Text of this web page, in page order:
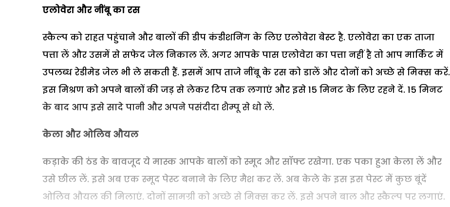
एलोवेरा और नींबू का रस
स्कैल्प को राहत पहुंचाने और बालों की डीप कंडीशनिंग के लिए एलोवेरा बेस्ट है. एलोवेरा का एक ताजा
पत्ता लें और उसमें से सफेद जेल निकाल लें. अगर आपके पास एलोवेरा का पत्ता नहीं है तो आप मार्किट में
उपलब्ध रेडीमेड जेल भी ले सकती हैं. इसमें आप ताजे नींबू के रस को डालें और दोनों को अच्छे से मिक्स करें.
इस मिश्रण को अपने बालों की जड़ से लेकर टिप तक लगाएं और इसे 15 मिनट के लिए रहने दें. 15 मिनट
के बाद आप इसे सादे पानी और अपने पसंदीदा शैम्पू से धो लें.
केला और ओलिव औयल
कड़ाके की ठंड के बावजूद ये मास्क आपके बालों को स्मूद और सॉफ्ट रखेगा. एक पका हुआ केला लें और
उसे छील लें. इसे अब एक स्मूद पेस्ट बनाने के लिए मैश कर लें. अब केले के इस इस पेस्ट में कुछ बूंदें
ओलिव औयल की मिलाएं. दोनों सामग्री को अच्छे से मिक्स कर लें. इसे अपने बाल और स्कैल्प पर लगाएं.